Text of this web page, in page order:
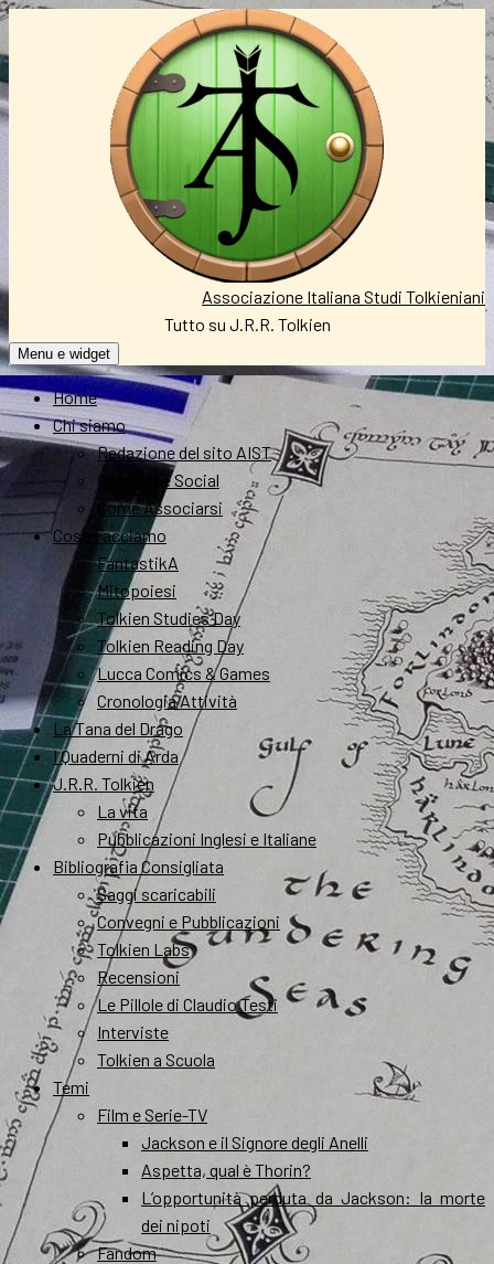
Vai
al
Associazione Italiana Studi Tolkieniani
Tutto su J.R.R. Tolkien
Menu e widget
Home
Chi siamo
Redazione del sito AIST
Contatti e Social
Come Associarsi
Cosa Facciamo
FantastikA
Mitopoiesi
Tolkien Studies Day
Tolkien Reading Day
Lucca Comics & Games
Cronologia Attività
La Tana del Drago
I Quaderni di Arda
J.R.R. Tolkien
La vita
Pubblicazioni Inglesi e Italiane
Bibliografia Consigliata
Saggi scaricabili
Convegni e Pubblicazioni
Tolkien Labs
Recensioni
Le Pillole di Claudio Testi
Interviste
Tolkien a Scuola
Temi
Film e Serie-TV
Jackson e il Signore degli Anelli
Aspetta, qual è Thorin?
L’opportunità perduta da Jackson: la morte
dei nipoti
Fandom